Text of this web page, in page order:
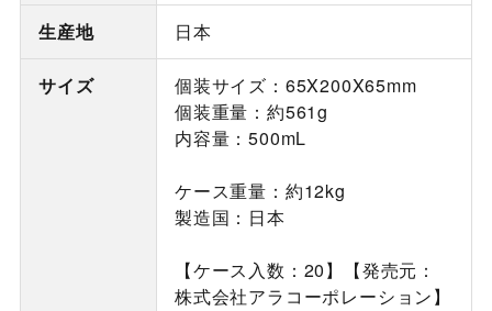
生産地 日本
サイズ
個装サイズ：65X200X65mm
個装重量：約561g
内容量：500mL
ケース重量：約12kg
製造国：日本
【ケース入数：20】【発売元：
株式会社アラコーポレーション】